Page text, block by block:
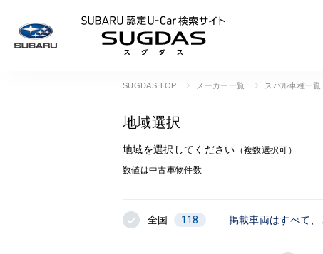
SUGDAS TOP メーカー一覧 スバル車種一覧
地域選択
地域を選択してください （複数選択可）
数値は中古車物件数
全国 118 掲載車両はすべて